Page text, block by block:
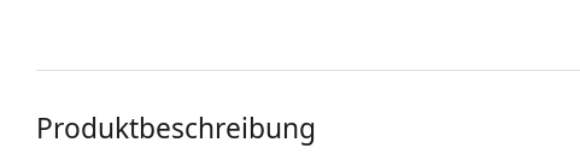
Produktbeschreibung